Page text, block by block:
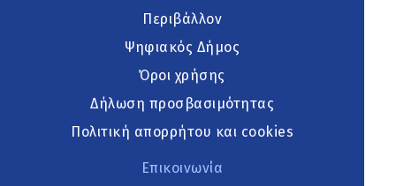
Περιβάλλον
Ψηφιακός Δήμος
Όροι χρήσης
Δήλωση προσβασιμότητας
Πολιτική απορρήτου και cookies
Επικοινωνία